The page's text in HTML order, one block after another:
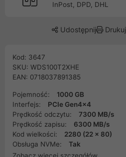
InPost, DPD, DHL
Udostępnij Drukuj
Kod: 3647
SKU: WDS100T2XHE
EAN: 0718037891385
Pojemność:
1000 GB
Interfejs:
PCIe Gen4x4
Prędkość odczytu:
7300 MB/s
Prędkość zapisu:
6300 MB/s
Kod wielkości:
2280 (22 x 80)
Obsługa NVMe:
Tak
Zobacz więcej szczegółów